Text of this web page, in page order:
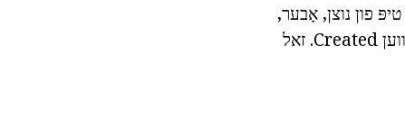
פון נוצן, אָבער,
לויט צו פילע עקספּערץ, איז גאָרנישט בעסער ווי לעצט קאַט פּראָ, האט נישט נאָך געווען Created. זאל